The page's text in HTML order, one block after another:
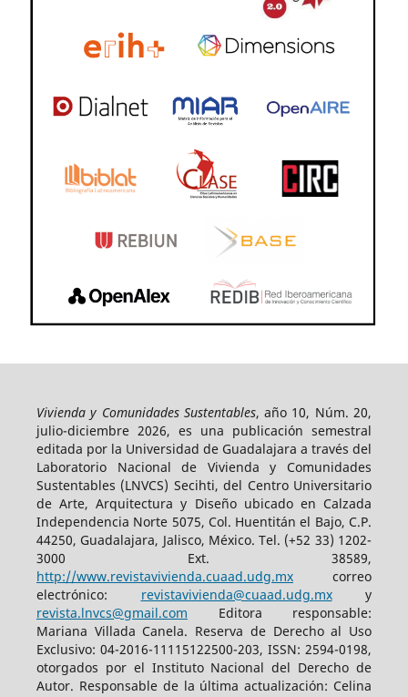
Vivienda y Comunidades Sustentables, año 10, Núm. 20,
julio-diciembre 2026, es una publicación semestral
editada por la Universidad de Guadalajara a través del
Laboratorio Nacional de Vivienda y Comunidades
Sustentables (LNVCS) Secihti, del Centro Universitario
de Arte, Arquitectura y Diseño ubicado en Calzada
Independencia Norte 5075, Col. Huentitán el Bajo, C.P.
44250, Guadalajara, Jalisco, México. Tel. (+52 33) 1202-
3000 Ext. 38589,
http://www.revistavivienda.cuaad.udg.mxcorreo
electrónico: revistavivienda@cuaad.udg.mxy
revista.lnvcs@gmail.com Editora responsable:
Mariana Villada Canela. Reserva de Derecho al Uso
Exclusivo: 04-2016-11115122500-203, ISSN: 2594-0198,
otorgados por el Instituto Nacional del Derecho de
Autor. Responsable de la última actualización: Celina